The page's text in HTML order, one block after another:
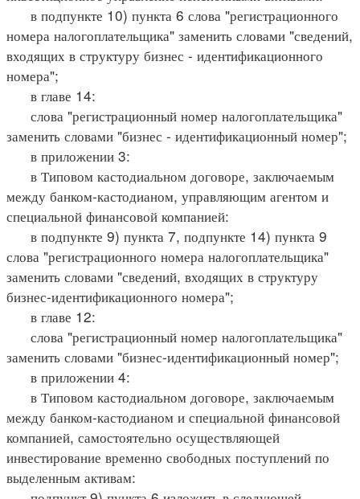
в подпункте 10) пункта 6 слова "регистрационного
номера налогоплательщика" заменить словами "сведений,
входящих в структуру бизнес - идентификационного
номера";
в главе 14:
слова "регистрационный номер налогоплательщика"
заменить словами "бизнес - идентификационный номер";
в приложении 3:
в Типовом кастодиальном договоре, заключаемым
между банком-кастодианом, управляющим агентом и
специальной финансовой компанией:
в подпункте 9) пункта 7, подпункте 14) пункта 9
слова "регистрационного номера налогоплательщика"
заменить словами "сведений, входящих в структуру
бизнес-идентификационного номера";
в главе 12:
слова "регистрационный номер налогоплательщика"
заменить словами "бизнес-идентификационный номер";
в приложении 4:
в Типовом кастодиальном договоре, заключаемым
между банком-кастодианом и специальной финансовой
компанией, самостоятельно осуществляющей
инвестирование временно свободных поступлений по
выделенным активам: